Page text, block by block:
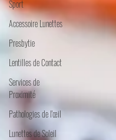
Sport
Accessoire Lunettes
Presbytie
Lentilles de Contact
Services de
Proximité
Pathologies de l'œil
Lunettes de Soleil